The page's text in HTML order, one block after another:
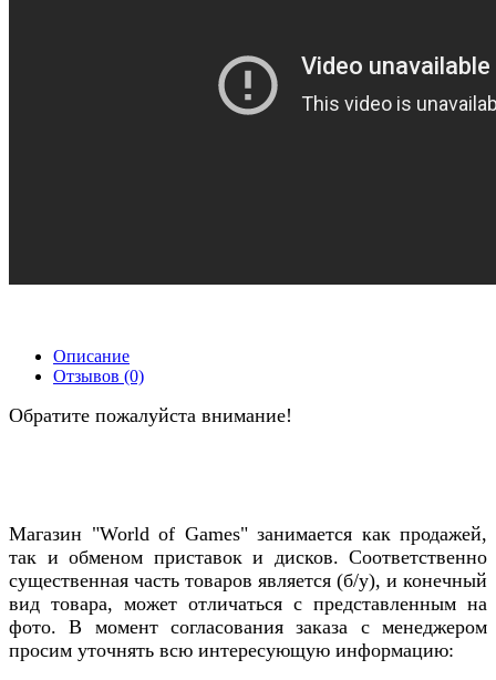
Описание
Отзывов (0)
Обратите пожалуйста внимание!
Магазин "World of Games" занимается как продажей,
так и обменом приставок и дисков. Соответственно
существенная часть товаров является (б/у), и конечный
вид товара, может отличаться с представленным на
фото. В момент согласования заказа с менеджером
просим уточнять всю интересующую информацию: